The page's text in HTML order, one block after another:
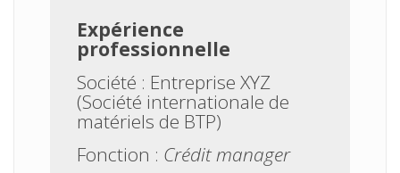
Expérience
professionnelle
Société : Entreprise XYZ
(Société internationale de
matériels de BTP)
Fonction : Crédit manager